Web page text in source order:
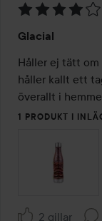
4
av
5
Glacial
Håller ej tätt om
håller kallt ett
överallt i
1 PRODUKT I
2 gillar